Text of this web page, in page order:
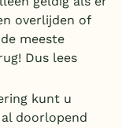
overlijden of
meeste
Dus lees
kunt u
doorlopend